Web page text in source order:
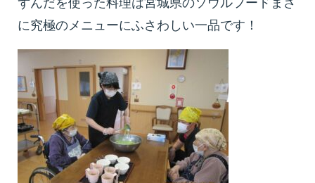
ずんだを使った料理は宮城県のソウルフードまさ
に究極のメニューにふさわしい一品です！